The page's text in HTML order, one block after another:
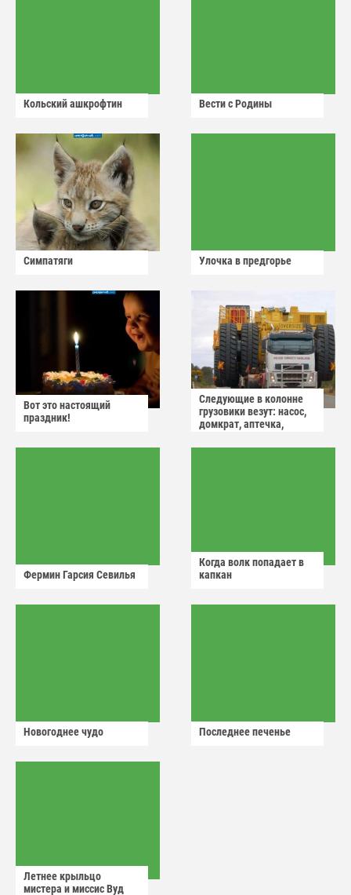
Кольский ашкрофтин Вести с Родины
Симпатяги Улочка в предгорье
Вот это настоящий
праздник!
Следующие в колонне
грузовики везут: насос,
домкрат, аптечка,
Фермин Гарсия Севилья
Когда волк попадает в
капкан
Новогоднее чудо Последнее печенье
Летнее крыльцо
мистера и миссис Вуд